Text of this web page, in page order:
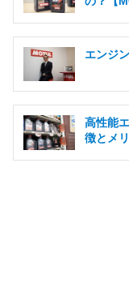
エンジ
高性能
徴とメ